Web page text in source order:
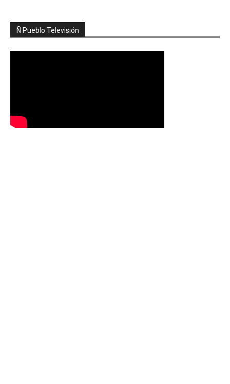
Ñ Pueblo Televisión